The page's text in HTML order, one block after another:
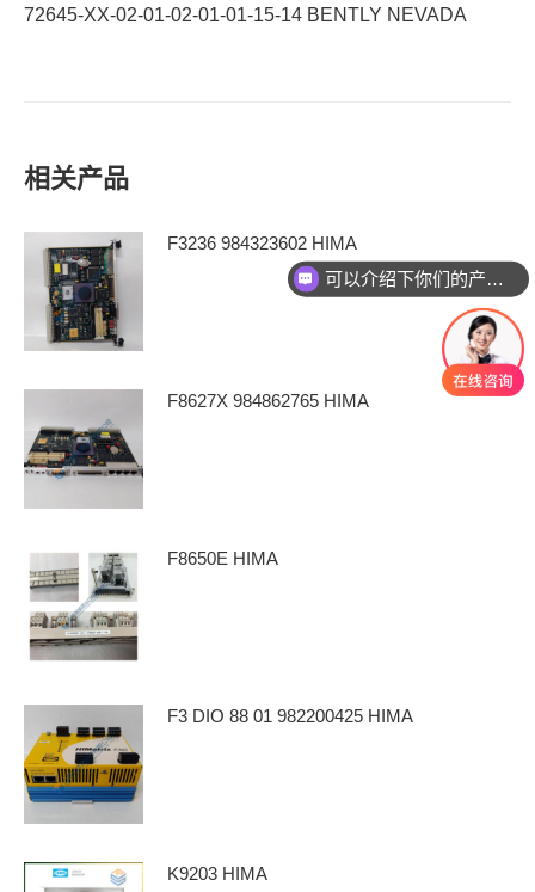
72645-XX-02-01​-02-01-01-15-1​4 BENTLY NEVADA
相关产品
F3236 984323602 HIMA
F8627X 984862765 HIMA
F8650E HIMA
F3 DIO 88 01 982200425 HIMA
K9203 HIMA
可以介绍下你们的产品么